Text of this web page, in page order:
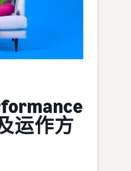
运作方